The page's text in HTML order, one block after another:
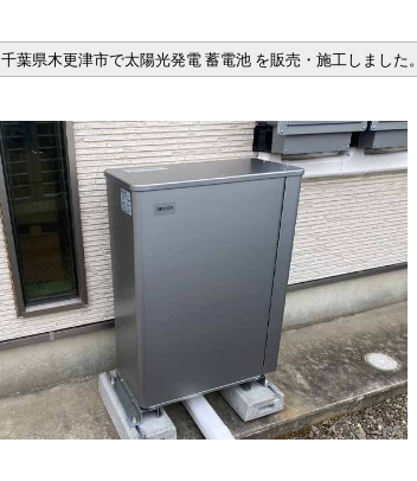
千葉県木更津市で太陽光発電 蓄電池 を販売・施工しました。